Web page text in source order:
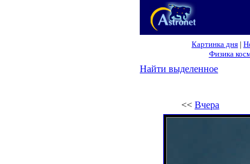
Картинка дня |
Физика
Найти выделенное
<< Вчера